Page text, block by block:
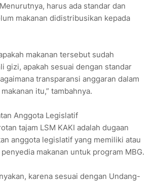
harus ada standar dan
makanan didistribusikan kepada
makanan tersebut sudah
gizi, apakah sesuai dengan standar
transparansi anggaran dalam
itu,” tambahnya.
Anggota Legislatif
tajam LSM KAKI adalah dugaan
anggota legislatif yang memiliki atau
makanan untuk program MBG.
karena sesuai dengan Undang-